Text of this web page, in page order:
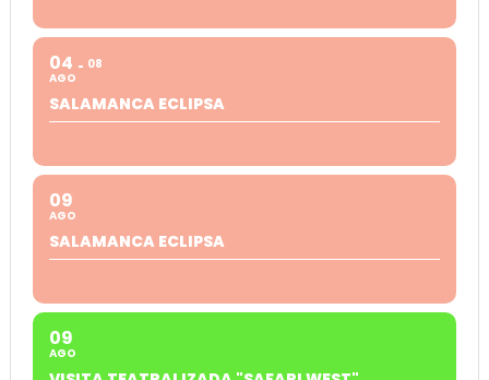
04
AGO
08
SALAMANCA ECLIPSA
09
AGO
SALAMANCA ECLIPSA
09
AGO